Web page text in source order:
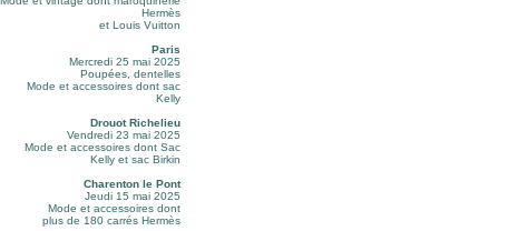
Hermès
et Louis Vuitton
Paris
Mercredi 25 mai 2025
Poupées, dentelles
Mode et accessoires dont sac
Kelly
Drouot Richelieu
Vendredi 23 mai 2025
Mode et accessoires dont Sac
Kelly et sac Birkin
Charenton le Pont
Jeudi 15 mai 2025
Mode et accessoires dont
plus de 180 carrés Hermès